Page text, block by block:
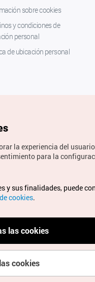
sobre cookies
y condiciones de
personal
de ubicación personal
de Corea. Todos los
relacionadas con el
electrónico oficial:
la experiencia del
para la
y sus finalidades, puede
cookies.
las cookies
cookies